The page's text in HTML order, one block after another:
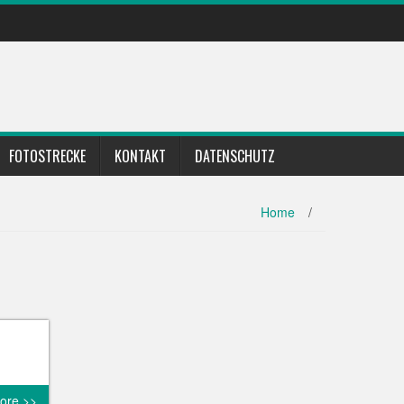
FOTOSTRECKE KONTAKT DATENSCHUTZ
Home /
>>